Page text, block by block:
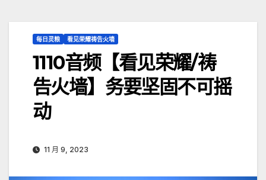
每日灵粮 看见荣耀祷告火墙
1110音频【看见荣耀/祷
告火墙】务要坚固不可摇
动
11 月 9, 2023